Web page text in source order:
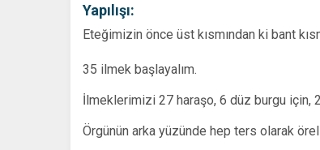
Yapılışı:
Eteğimizin önce üst kısmından ki bant
35 ilmek başlayalım.
İlmeklerimizi 27 haraşo, 6 düz burgu için,
Örgünün arka yüzünde hep ters olarak